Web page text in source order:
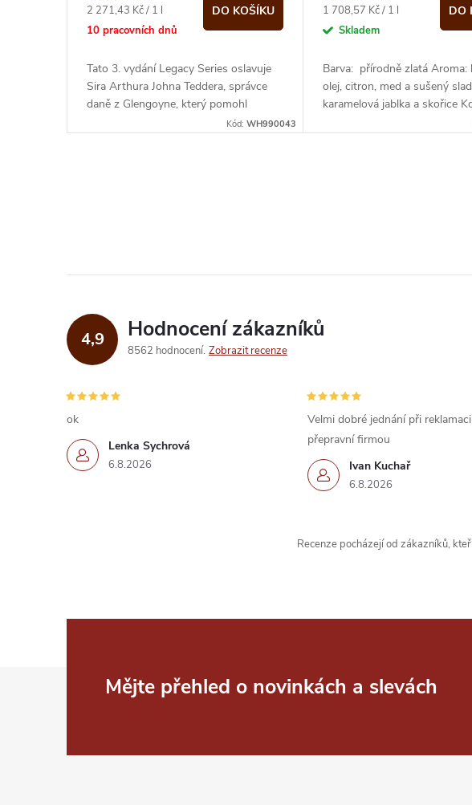
Měrná
cena:
2 271,43 Kč / 1 l
10 pracovních dnů
DO KOŠÍKU
Tato 3. vydání Legacy Series oslavuje
Sira Arthura Johna Teddera, správce
daně z Glengoyne, který pomohl
definovat whisky, jak ji známe dnes, a...
Kód:WH990043
Měrná
cena:
1 708,57 Kč / 1 l
Skladem
DO
Barva: přírodně zlatá Aroma:
olej, citron, med a sušený
karamelová jablka a skořice
d
a
c
í
p
v
4,9 Hodnocení zákazníků
8562 hodnocení Zobrazit recenze
Lenka Sychrová
6.8.2026
ok
Ivan Kuchař
6.8.2026
Velmi dobré jednání při
přepravní firmou
Recenze pocházejí od zákazníků,
Mějte přehled o novinkách a slevách